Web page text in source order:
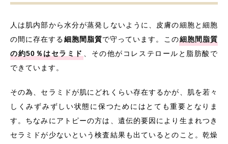
セラミド構造上の種類
セラミドの抽出元の種類
ヒント②セラミドの配合量を知ろう
おわりに
SABINAリッシュバリエールイミュ
人は肌内部から水分が蒸発しないように、皮膚の細胞と細胞
の間に存在する細胞間脂質で守っています。この細胞間脂質
の約50％はセラミド 、その他がコレステロールと脂肪酸で
できています。
その為、セラミドが肌にどれくらい存在するかが、肌を若々
しくみずみずしい状態に保つためにはとても重要となりま
す。ちなみにアトピーの方は、遺伝的要因により生まれつき
セラミドが少ないという検査結果も出ているとのこと。乾燥